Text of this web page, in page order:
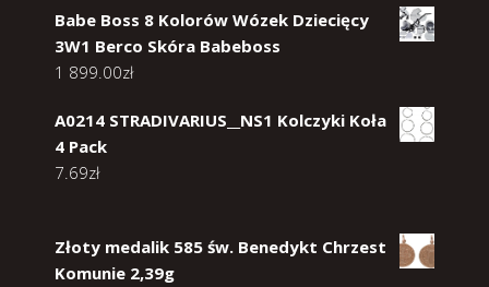
Babe Boss 8 Kolorów Wózek Dziecięcy
3W1 Berco Skóra Babeboss
1 899.00zł
A0214 STRADIVARIUS__NS1 Kolczyki Koła
4 Pack
7.69zł
Złoty medalik 585 św. Benedykt Chrzest
Komunie 2,39g